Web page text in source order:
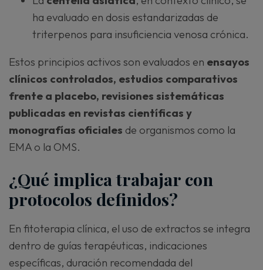
ha evaluado en dosis estandarizadas de
triterpenos para insuficiencia venosa crónica.
Estos principios activos son evaluados en ensayos
clínicos controlados, estudios comparativos
frente a placebo, revisiones sistemáticas
publicadas en revistas científicas y
monografías oficiales de organismos como la
EMA o la OMS.
¿Qué implica trabajar con
protocolos definidos?
En fitoterapia clínica, el uso de extractos se integra
dentro de guías terapéuticas, indicaciones
específicas, duración recomendada del